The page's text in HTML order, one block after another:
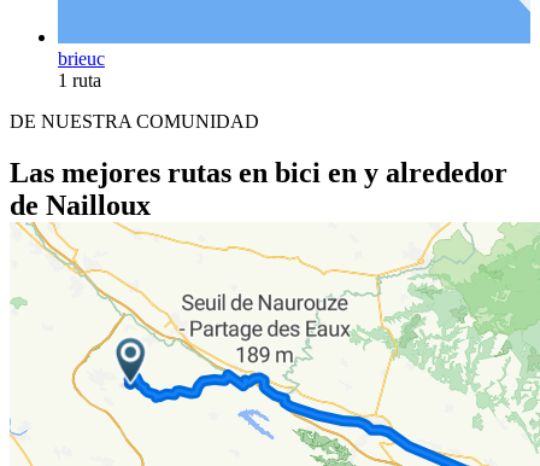
brieuc
1 ruta
DE NUESTRA COMUNIDAD
Las mejores rutas en bici en y alrededor
de Nailloux